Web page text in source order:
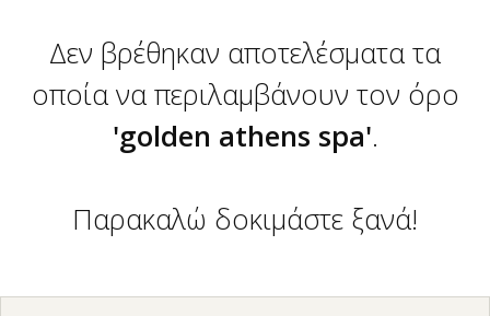
Δεν βρέθηκαν αποτελέσματα τα
οποία να περιλαμβάνουν τον όρο
'golden athens spa'.
Παρακαλώ δοκιμάστε ξανά!